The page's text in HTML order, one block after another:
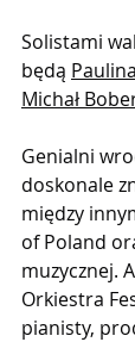
Solistami
będą
Michał
Genialni
doskonale
między
of Poland
muzycznej.
Orkiestra
pianisty,